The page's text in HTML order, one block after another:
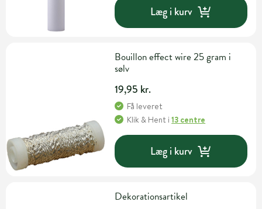
Læg i kurv
Bouillon effect wire 25 gram i
sølv
19,95 kr.
Få leveret
Klik & Hent i13 centre
Læg i kurv
Dekorationsartikel